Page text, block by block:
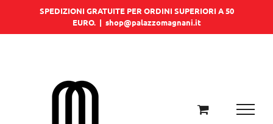
SPEDIZIONI GRATUITE PER ORDINI SUPERIORI A 50
EURO. | shop@palazzomagnani.it